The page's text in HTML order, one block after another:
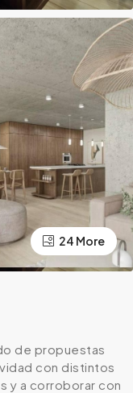
24 More
de propuestas
con distintos
y a corroborar con